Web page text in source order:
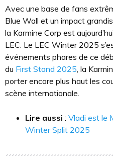
Avec une base de fans
Blue Wall et un impact
la Karmine Corp est
LEC. Le LEC Winter 2025
événements phares de ce
du First Stand 2025 , la
porter encore plus haut les
scène internationale.
Lire aussi : Vladi est le
Winter Split 2025